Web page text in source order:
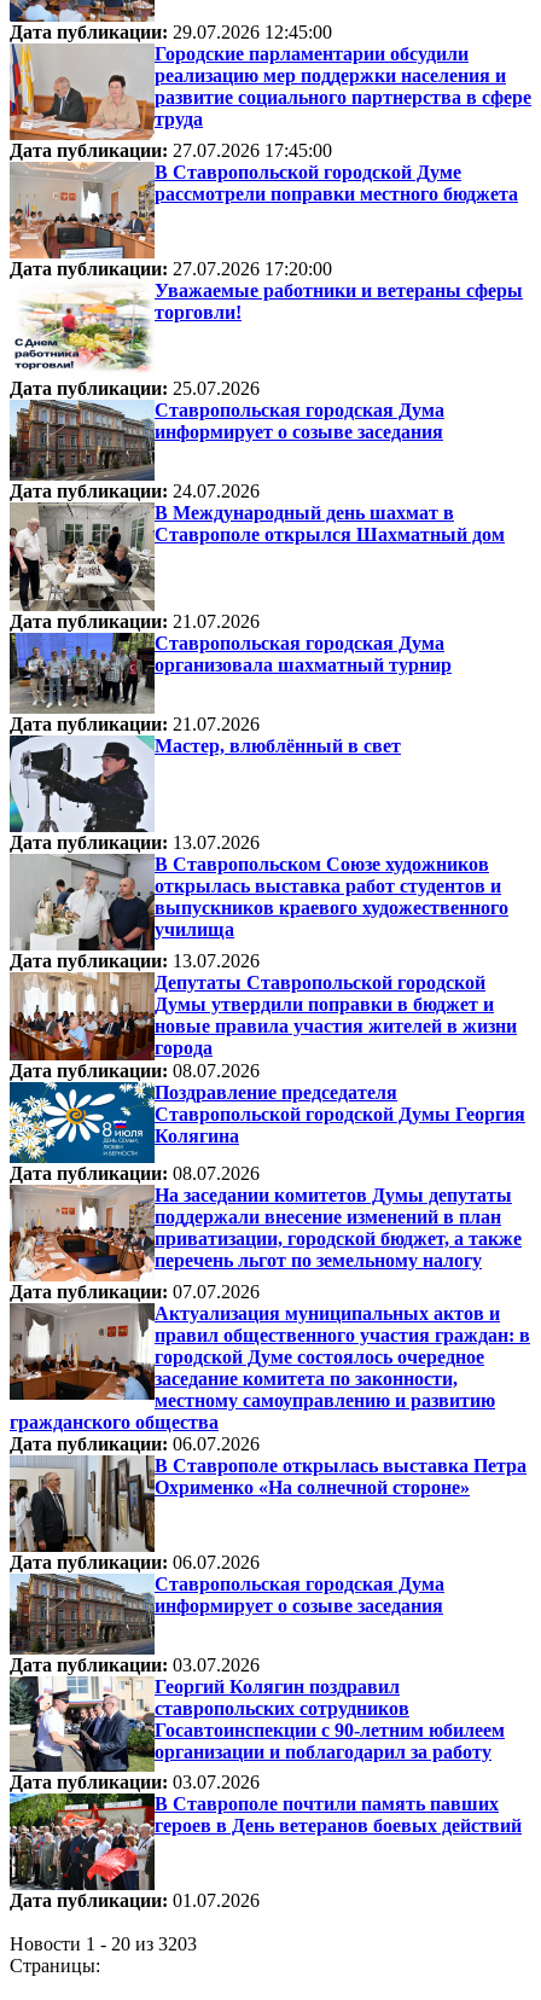
Дата публикации: 29.07.2026 12:45:00
Городские парламентарии обсудили
реализацию мер поддержки населения и
развитие социального партнерства в сфере
труда
Дата публикации: 27.07.2026 17:45:00
В Ставропольской городской Думе
рассмотрели поправки местного бюджета
Дата публикации: 27.07.2026 17:20:00
Уважаемые работники и ветераны сферы
торговли!
Дата публикации: 25.07.2026
Ставропольская городская Дума
информирует о созыве заседания
Дата публикации: 24.07.2026
В Международный день шахмат в
Ставрополе открылся Шахматный дом
Дата публикации: 21.07.2026
Ставропольская городская Дума
организовала шахматный турнир
Дата публикации: 21.07.2026
Мастер, влюблённый в свет
Дата публикации: 13.07.2026
В Ставропольском Союзе художников
открылась выставка работ студентов и
выпускников краевого художественного
училища
Дата публикации: 13.07.2026
Депутаты Ставропольской городской
Думы утвердили поправки в бюджет и
новые правила участия жителей в жизни
города
Дата публикации: 08.07.2026
Поздравление председателя
Ставропольской городской Думы Георгия
Колягина
Дата публикации: 08.07.2026
На заседании комитетов Думы депутаты
поддержали внесение изменений в план
приватизации, городской бюджет, а также
перечень льгот по земельному налогу
Дата публикации: 07.07.2026
Актуализация муниципальных актов и
правил общественного участия граждан: в
городской Думе состоялось очередное
заседание комитета по законности,
местному самоуправлению и развитию
гражданского общества
Дата публикации: 06.07.2026
В Ставрополе открылась выставка Петра
Охрименко «На солнечной стороне»
Дата публикации: 06.07.2026
Ставропольская городская Дума
информирует о созыве заседания
Дата публикации: 03.07.2026
Георгий Колягин поздравил
ставропольских сотрудников
Госавтоинспекции с 90-летним юбилеем
организации и поблагодарил за работу
Дата публикации: 03.07.2026
В Ставрополе почтили память павших
героев в День ветеранов боевых действий
Дата публикации: 01.07.2026
Новости 1 - 20 из 3203
Страницы: